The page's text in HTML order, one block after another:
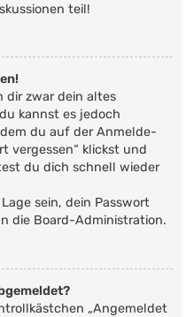
teil!
dir zwar dein altes
kannst es jedoch
du auf der Anmelde-
vergessen“ klickst und
du dich schnell wieder
sein, dein Passwort
die Board-Administration.
„Angemeldet